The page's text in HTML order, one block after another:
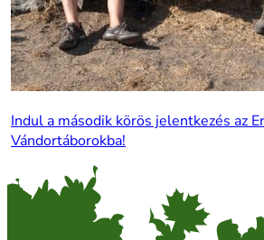
Indul a második körös jelentkezés az
Vándortáborokba!